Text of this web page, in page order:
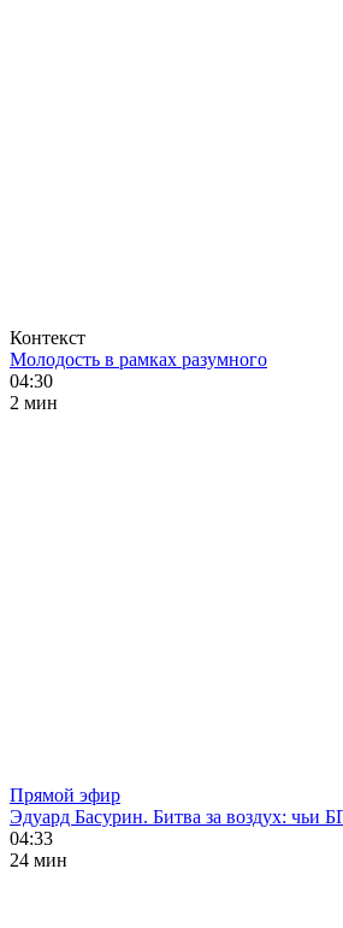
Контекст
Молодость в рамках разумного
04:30
2 мин
Прямой эфир
Эдуард Басурин. Битва за воздух: чьи
04:33
24 мин